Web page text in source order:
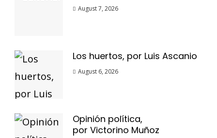
August 7, 2026
Los huertos, por Luis Ascanio
August 6, 2026
Opinión política,
por Victorino Muñoz